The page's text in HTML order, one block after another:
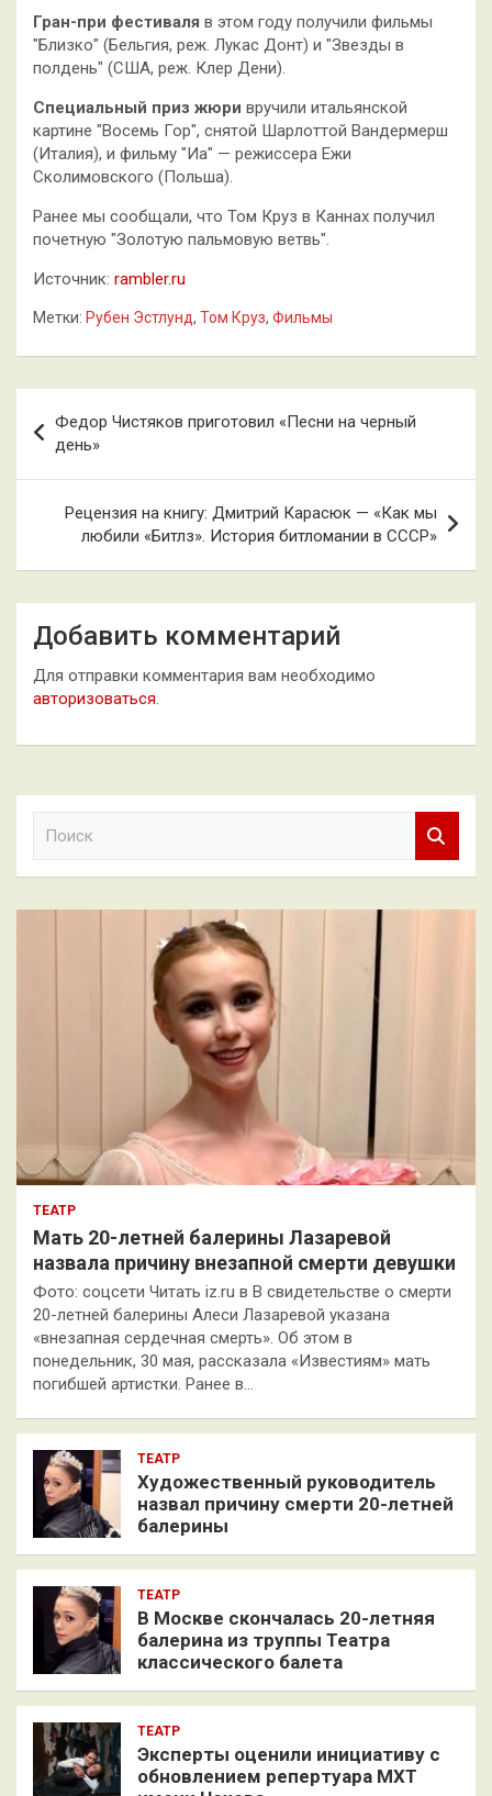
Гран-при фестиваля в этом году получили фильмы
"Близко" (Бельгия, реж. Лукас Донт) и "Звезды в
полдень" (США, реж. Клер Дени).
Специальный приз жюри вручили итальянской
картине "Восемь Гор", снятой Шарлоттой Вандермерш
(Италия), и фильму "Иа" — режиссера Ежи
Сколимовского (Польша).
Ранее мы сообщали, что Том Круз в Каннах получил
почетную "Золотую пальмовую ветвь".
Источник: rambler.ru
Метки: Рубен Эстлунд, Том Круз, Фильмы
по
записям
Федор Чистяков приготовил «Песни на черный
день»
Рецензия на книгу: Дмитрий Карасюк — «Как мы
любили «Битлз». История битломании в СССР»
Добавить комментарий
Для отправки комментария вам необходимо
авторизоваться.
к
ТЕАТР
Мать 20-летней балерины Лазаревой
назвала причину внезапной смерти девушки
Фото: соцсети Читать iz.ru в В свидетельстве о смерти
20-летней балерины Алеси Лазаревой указана
«внезапная сердечная смерть». Об этом в
понедельник, 30 мая, рассказала «Известиям» мать
погибшей артистки. Ранее в…
ТЕАТР
Художественный руководитель
назвал причину смерти 20-летней
балерины
ТЕАТР
В Москве скончалась 20-летняя
балерина из труппы Театра
классического балета
ТЕАТР
Эксперты оценили инициативу с
обновлением репертуара МХТ